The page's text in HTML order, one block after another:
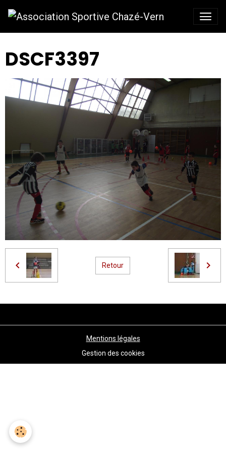
DSCF3397
Retour
Mentions légales
Gestion des cookies